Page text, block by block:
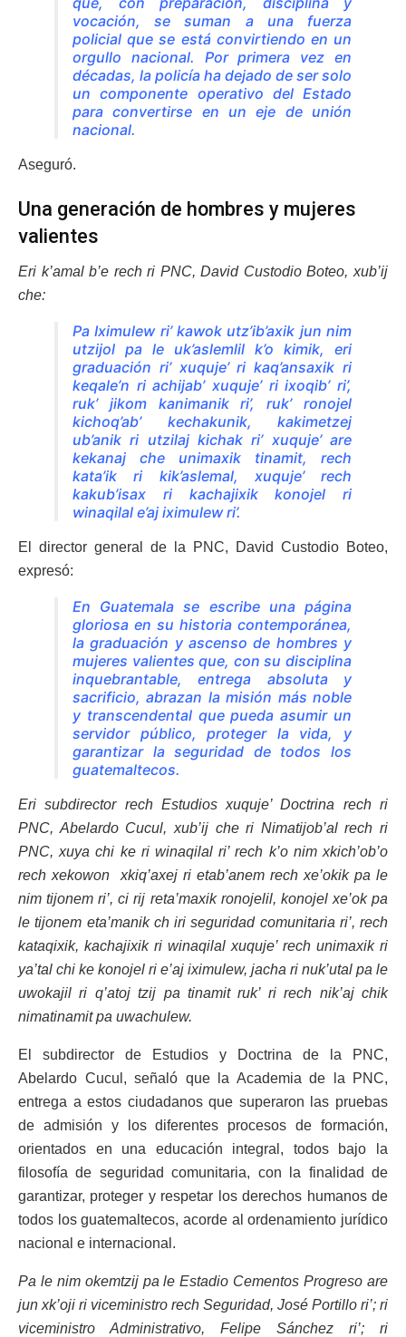
vocación, se suman a una fuerza
policial que se está convirtiendo en un
orgullo nacional. Por primera vez en
décadas, la policía ha dejado de ser solo
un componente operativo del Estado
para convertirse en un eje de unión
nacional.
Aseguró.
Una generación de hombres y mujeres
valientes
Eri k’amal b’e rech ri PNC, David Custodio Boteo, xub’ij
che:
Pa Iximulew ri’ kawok utz’ib’axik jun nim
utzijol pa le uk’aslemlil k’o kimik, eri
graduación ri’ xuquje’ ri kaq’ansaxik ri
keqale’n ri achijab’ xuquje’ ri ixoqib’ ri’,
ruk’ jikom kanimanik ri’, ruk’ ronojel
kichoq’ab’ kechakunik, kakimetzej
ub’anik ri utzilaj kichak ri’ xuquje’ are
kekanaj che unimaxik tinamit, rech
kata’ik ri kik’aslemal, xuquje’ rech
kakub’isax ri kachajixik konojel ri
winaqilal e’aj iximulew ri’.
El director general de la PNC, David Custodio Boteo,
expresó:
En Guatemala se escribe una página
gloriosa en su historia contemporánea,
la graduación y ascenso de hombres y
mujeres valientes que, con su disciplina
inquebrantable, entrega absoluta y
sacrificio, abrazan la misión más noble
y transcendental que pueda asumir un
servidor público, proteger la vida, y
garantizar la seguridad de todos los
guatemaltecos.
Eri subdirector rech Estudios xuquje’ Doctrina rech ri
PNC, Abelardo Cucul, xub’ij che ri Nimatijob’al rech ri
PNC, xuya chi ke ri winaqilal ri’ rech k’o nim xkich’ob’o
rech xekowon xkiq’axej ri etab’anem rech xe’okik pa le
nim tijonem ri’, ci rij reta’maxik ronojelil, konojel xe’ok pa
le tijonem eta’manik ch iri seguridad comunitaria ri’, rech
kataqixik, kachajixik ri winaqilal xuquje’ rech unimaxik ri
ya’tal chi ke konojel ri e’aj iximulew, jacha ri nuk’utal pa le
uwokajil ri q’atoj tzij pa tinamit ruk’ ri rech nik’aj chik
nimatinamit pa uwachulew.
El subdirector de Estudios y Doctrina de la PNC,
Abelardo Cucul, señaló que la Academia de la PNC,
entrega a estos ciudadanos que superaron las pruebas
de admisión y los diferentes procesos de formación,
orientados en una educación integral, todos bajo la
filosofía de seguridad comunitaria, con la finalidad de
garantizar, proteger y respetar los derechos humanos de
todos los guatemaltecos, acorde al ordenamiento jurídico
nacional e internacional.
Pa le nim okemtzij pa le Estadio Cementos Progreso are
jun xk’oji ri viceministro rech Seguridad, José Portillo ri’; ri
viceministro Administrativo, Felipe Sánchez ri’; ri